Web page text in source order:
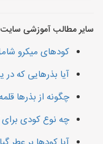
سایر مطالب آموزشی سایت
کودهای میکرو
آیا بذرهایی که
چگونه از بذرها
چه نوع کودی